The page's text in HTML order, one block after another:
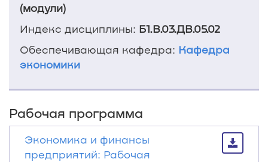
(модули)
Индекс дисциплины: Б1.В.03.ДВ.05.02
Обеспечивающая кафедра: Кафедра
экономики
Рабочая программа
Экономика и финансы
предприятий: Рабочая